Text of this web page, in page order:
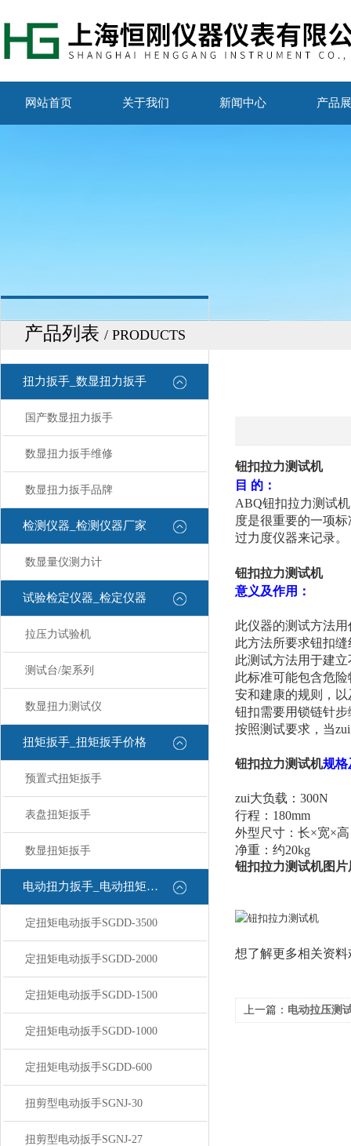
网站首页 关于我们 新闻中心 产品
产品列表 / PRODUCTS
扭力扳手_数显扭力扳手
国产数显扭力扳手
数显扭力扳手维修
数显扭力扳手品牌
检测仪器_检测仪器厂家
数显量仪测力计
试验检定仪器_检定仪器
拉压力试验机
测试台/架系列
数显扭力测试仪
扭矩扳手_扭矩扳手价格
预置式扭矩扳手
表盘扭矩扳手
数显扭矩扳手
电动扭力扳手_电动扭矩扳手
定扭矩电动扳手SGDD-3500
定扭矩电动扳手SGDD-2000
定扭矩电动扳手SGDD-1500
定扭矩电动扳手SGDD-1000
定扭矩电动扳手SGDD-600
扭剪型电动扳手SGNJ-30
扭剪型电动扳手SGNJ-27
钮扣拉力测试机
目 的：
ABQ钮扣拉力测试
度是很重要的一项
过力度仪器来记录。
钮扣拉力测试机
意义及作用：
此仪器的测试方法
此方法所要求钮扣
此测试方法用于建
此标准可能包含危
安和建康的规则，
钮扣需要用锁链针
按照测试要求，当
钮扣拉力测试机规格
zui大负载： 300N
行程： 180mm
外型尺寸：长×宽×
净重：约20kg
钮扣拉力测试机图片
想了解更多相关资
上一篇： 电动拉压测